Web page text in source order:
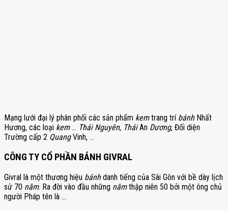
Mạng lưới đại lý phân phối các sản phẩm kemtrang trí bánhNhất
Hương, các loại kem… Thái Nguyên, TháiAn Dương, Đối diện
Trường cấp 2 QuangVinh, …
CÔNG TY CỔ PHẦN BÁNH GIVRAL
Givral là một thương hiệu bánhdanh tiếng của Sài Gòn với bề dày lịch
sử 70 năm. Ra đời vào đầu những nămthập niên 50 bởi một ông chủ
người Pháp tên là …